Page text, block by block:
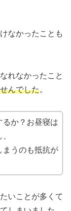
なかったことも
れなかったこと
んでした。
るか？お昼寝は
まうのも抵抗が
いことが多くて